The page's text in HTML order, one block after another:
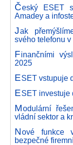
Český ESET
Amadey a
Jak
svého telefonu
Finančními
2025
ESET vstupuje
ESET investuje
Modulární
vládní sektor a
Nové funkce
bezpečné